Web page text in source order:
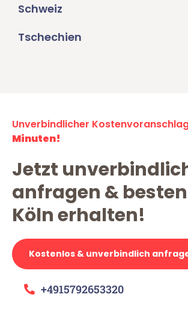
Schweiz
Tschechien
Unverbindlicher
Minuten!
Jetzt
anfragen & besten
Köln erhalten!
Kostenlos & unverbindlich
+4915792653320